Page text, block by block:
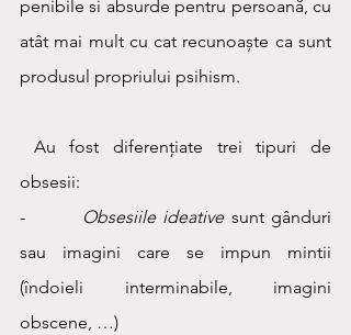
penibile si absurde pentru persoană, cu
atât mai mult cu cat recunoaște ca sunt
produsul propriului psihism.
obsesii:
-
Obsesiile ideative sunt gânduri
sau imagini care se impun mintii
(îndoieli interminabile, imagini
obscene, …)